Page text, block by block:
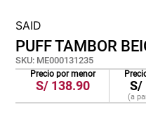
SAID
PUFF TAMBOR
SKU: ME000131235
Precio por menor
S/ 138.90 S/
(a